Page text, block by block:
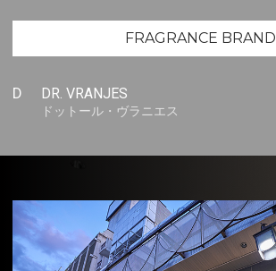
FRAGRANCE BRAND
D DR. VRANJES
ドットール・ヴラニエス